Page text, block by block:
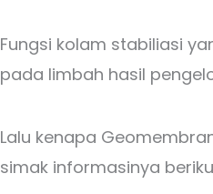
Fungsi kolam stabiliasi
pada limbah hasil
Lalu kenapa
simak informasinya